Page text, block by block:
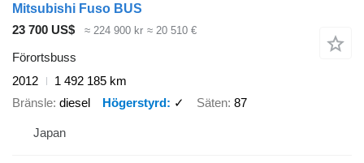
Mitsubishi Fuso BUS
23 700 US$
≈ 224 900 kr ≈ 20 510 €
Förortsbuss
2012
1 492 185 km
Bränsle diesel Högerstyrd ✓ Säten 87
Japan